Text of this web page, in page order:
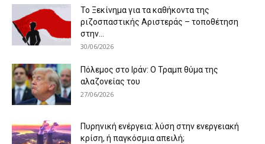
Το Ξεκίνημα για τα καθήκοντα της
ριζοσπαστικής Αριστεράς – τοποθέτηση
στην...
30/06/2026
Πόλεμος στο Ιράν: Ο Τραμπ θύμα της
αλαζονείας του
27/06/2026
Πυρηνική ενέργεια: λύση στην ενεργειακή
κρίση, ή παγκόσμια απειλή;